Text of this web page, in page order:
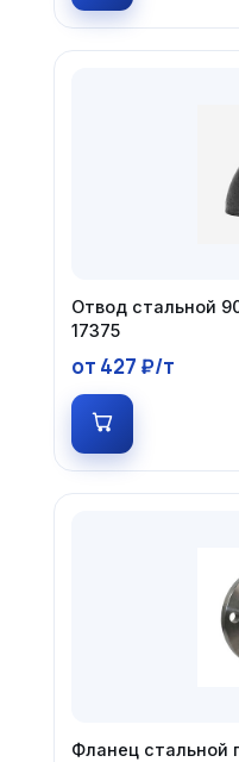
Отвод стальной
17375
от 427 ₽/т
Фланец стальной